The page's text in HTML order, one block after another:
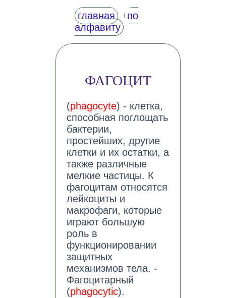
главная
по
алфавиту
ФАГОЦИТ
(phagocyte) - клетка,
способная поглощать
бактерии,
простейших, другие
клетки и их остатки, а
также различные
мелкие частицы. К
фагоцитам относятся
лейкоциты и
макрофаги, которые
играют большую
роль в
функционировании
защитных
механизмов тела. -
Фагоцитарный
(phagocytic).